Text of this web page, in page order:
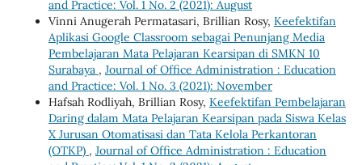
and Practice: Vol. 1 No. 2 (2021): August
Vinni Anugerah Permatasari, Brillian Rosy, Keefektifan
Aplikasi Google Classroom sebagai Penunjang Media
Pembelajaran Mata Pelajaran Kearsipan di SMKN 10
Surabaya , Journal of Office Administration : Education
and Practice: Vol. 1 No. 3 (2021): November
Hafsah Rodliyah, Brillian Rosy, Keefektifan Pembelajaran
Daring dalam Mata Pelajaran Kearsipan pada Siswa Kelas
X Jurusan Otomatisasi dan Tata Kelola Perkantoran
(OTKP) , Journal of Office Administration : Education